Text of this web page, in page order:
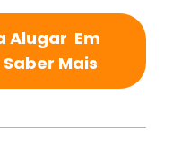
Alugar Em
Mais